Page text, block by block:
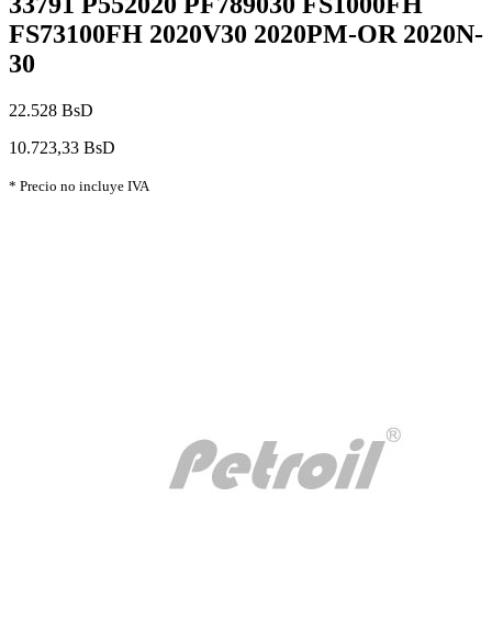
FS73100FH 2020V30 2020PM-OR 2020N-
30
22.528 BsD
10.723,33 BsD
* Precio no incluye IVA